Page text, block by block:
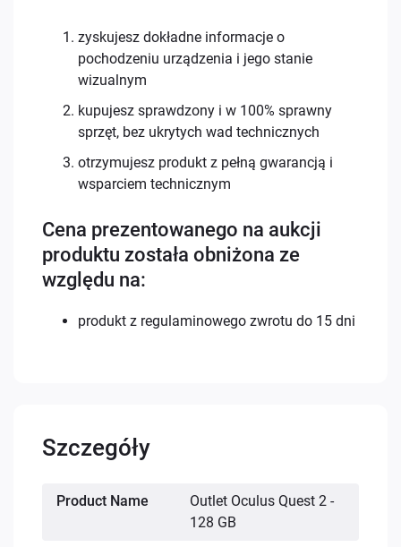
zyskujesz dokładne informacje o
pochodzeniu urządzenia i jego stanie
wizualnym
kupujesz sprawdzony i w 100% sprawny
sprzęt, bez ukrytych wad technicznych
otrzymujesz produkt z pełną gwarancją i
wsparciem technicznym
Cena prezentowanego na aukcji
produktu została obniżona ze
względu na:
produkt z regulaminowego zwrotu do 15 dni
Szczegóły
Więcej
Product Name
Outlet Oculus Quest 2 -
128 GB